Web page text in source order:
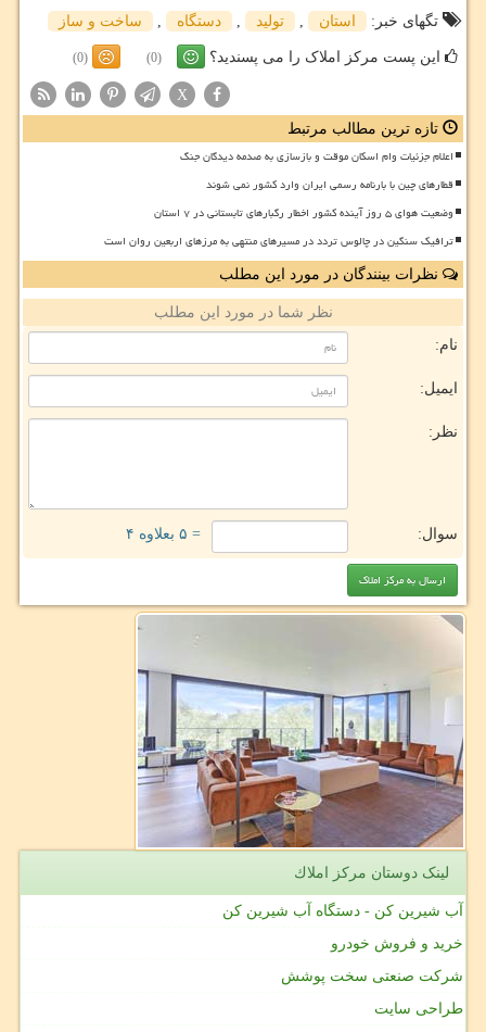
تگهای خبر:
استان , تولید , دستگاه , ساخت و ساز
این پست مرکز املاک را می پسندید؟ (0)
(0)
X
تازه ترین مطالب مرتبط
اعلام جزئیات وام اسکان موقت و بازسازی به صدمه دیدگان جنگ
قطارهای چین با بارنامه رسمی ایران وارد کشور نمی شوند
وضعیت هوای ۵ روز آینده کشور اخطار رگبارهای تابستانی در ۷ استان
ترافیک سنگین در چالوس تردد در مسیرهای منتهی به مرزهای اربعین روان است
نظرات بینندگان در مورد این مطلب
نظر شما در مورد این مطلب
نام:
ایمیل:
نظر:
سوال: = ۵ بعلاوه ۴
لینک دوستان مركز املاك
آب شیرین کن - دستگاه آب شیرین کن
خرید و فروش خودرو
شرکت صنعتی سخت پوشش
طراحی سایت